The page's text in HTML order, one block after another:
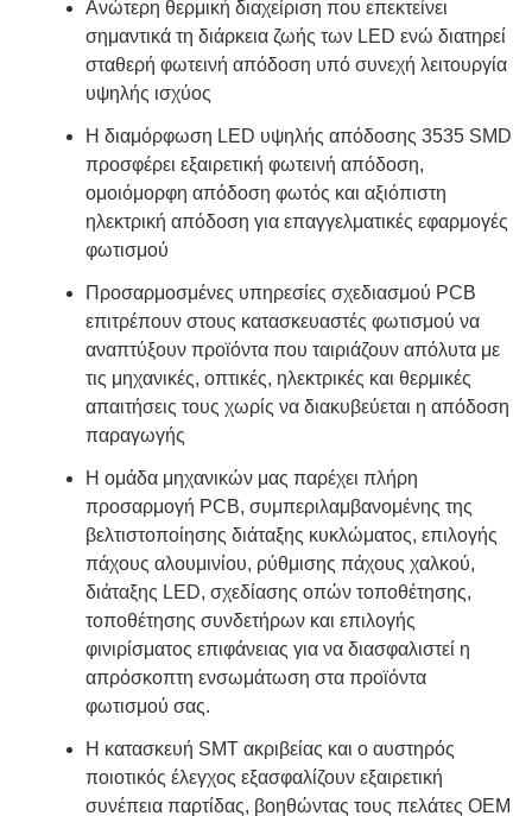
Ανώτερη θερμική διαχείριση που επεκτείνει
σημαντικά τη διάρκεια ζωής των LED ενώ διατηρεί
σταθερή φωτεινή απόδοση υπό συνεχή λειτουργία
υψηλής ισχύος
Η διαμόρφωση LED υψηλής απόδοσης 3535 SMD
προσφέρει εξαιρετική φωτεινή απόδοση,
ομοιόμορφη απόδοση φωτός και αξιόπιστη
ηλεκτρική απόδοση για επαγγελματικές εφαρμογές
φωτισμού
Προσαρμοσμένες υπηρεσίες σχεδιασμού PCB
επιτρέπουν στους κατασκευαστές φωτισμού να
αναπτύξουν προϊόντα που ταιριάζουν απόλυτα με
τις μηχανικές, οπτικές, ηλεκτρικές και θερμικές
απαιτήσεις τους χωρίς να διακυβεύεται η απόδοση
παραγωγής
Η ομάδα μηχανικών μας παρέχει πλήρη
προσαρμογή PCB, συμπεριλαμβανομένης της
βελτιστοποίησης διάταξης κυκλώματος, επιλογής
πάχους αλουμινίου, ρύθμισης πάχους χαλκού,
διάταξης LED, σχεδίασης οπών τοποθέτησης,
τοποθέτησης συνδετήρων και επιλογής
φινιρίσματος επιφάνειας για να διασφαλιστεί η
απρόσκοπτη ενσωμάτωση στα προϊόντα
φωτισμού σας.
Η κατασκευή SMT ακριβείας και ο αυστηρός
ποιοτικός έλεγχος εξασφαλίζουν εξαιρετική
συνέπεια παρτίδας, βοηθώντας τους πελάτες OEM